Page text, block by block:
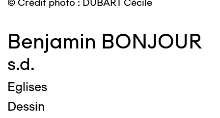
© Crédit photo : DUBART Cécile
Benjamin BONJOUR
s.d.
Eglises
Dessin